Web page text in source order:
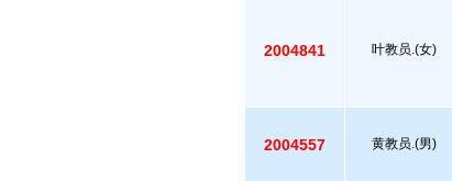
2004841 叶教员.(女)
2004557 黄教员.(男)